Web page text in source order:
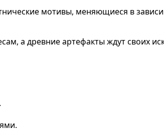
мотивы, меняющиеся в
а древние артефакты ждут своих